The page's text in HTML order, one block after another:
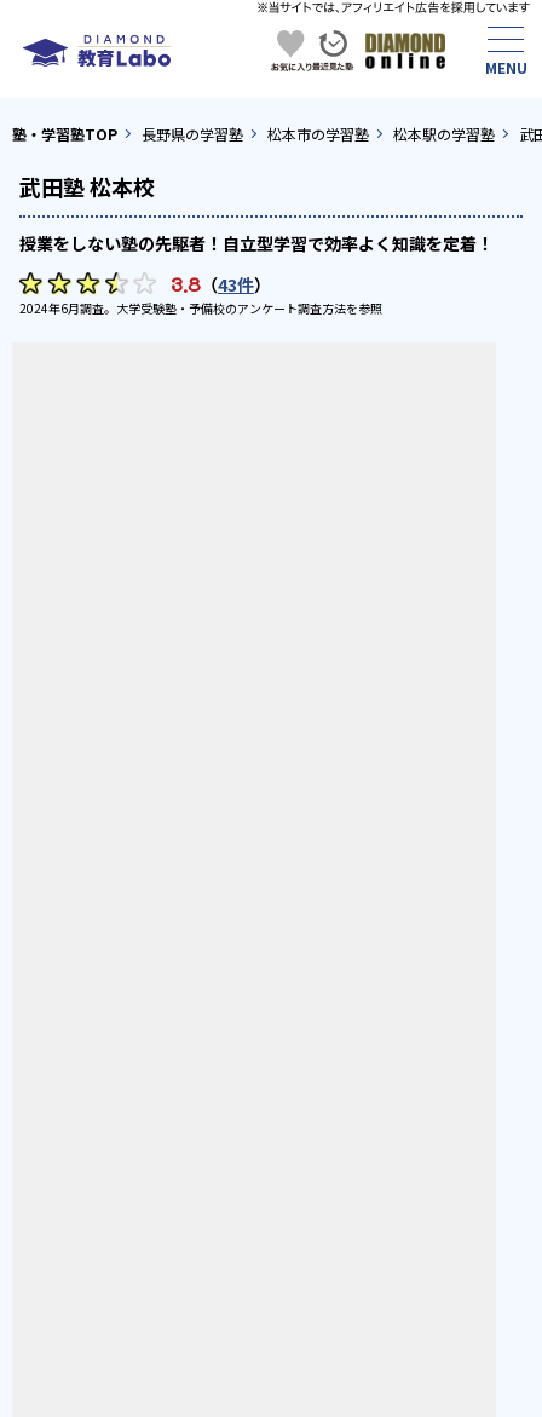
塾・学習塾TOP 長野県の学習塾 松本市の学習塾 松本駅の学習塾 武
武田塾 松本校
授業をしない塾の先駆者！自立型学習で効率よく知識を定着！
3.8 （43件）
2024年6月調査。 大学受験塾・予備校のアンケート調査方法を参照